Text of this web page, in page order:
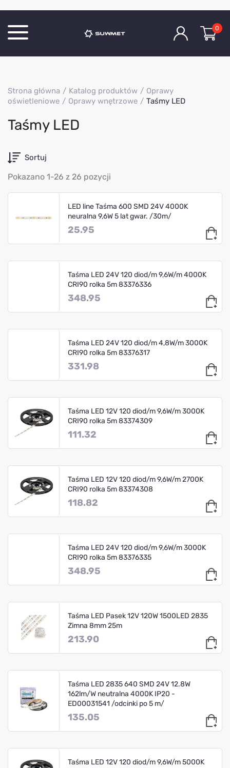
O Firmie
Kontakt
0
Strona główna Katalog produktów
Oprawy
oświetleniowe
Oprawy wnętrzowe Taśmy LED
Taśmy LED
Sortuj
Pokazano 1-26 z 26 pozycji
LED line Taśma 600 SMD 24V 4000K
neuralna 9,6W 5 lat gwar. /30m/
25.95
Taśma LED 24V 120 diod/m 9,6W/m 4000K
CRI90 rolka 5m 83376336
348.95
Taśma LED 24V 120 diod/m 4,8W/m 3000K
CRI90 rolka 5m 83376317
331.98
Taśma LED 12V 120 diod/m 9,6W/m 3000K
CRI90 rolka 5m 83374309
111.32
Taśma LED 12V 120 diod/m 9,6W/m 2700K
CRI90 rolka 5m 83374308
118.82
Taśma LED 24V 120 diod/m 9,6W/m 3000K
CRI90 rolka 5m 83376335
348.95
Taśma LED Pasek 12V 120W 1500LED 2835
Zimna 8mm 25m
213.90
Taśma LED 2835 640 SMD 24V 12.8W
162lm/W neutralna 4000K IP20 -
ED00031541 /odcinki po 5 m/
135.05
Taśma LED 12V 120 diod/m 9,6W/m 5000K